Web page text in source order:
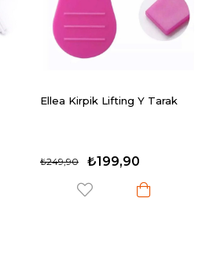
Ellea Kirpik Lifting Y Tarak
₺199,90
₺249,90